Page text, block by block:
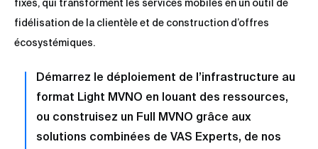
fixes, qui transforment les services mobiles en un outil de
fidélisation de la clientèle et de construction d’offres
écosystémiques.
Démarrez le déploiement de l’infrastructure au
format Light MVNO en louant des ressources,
ou construisez un Full MVNO grâce aux
solutions combinées de VAS Experts, de nos